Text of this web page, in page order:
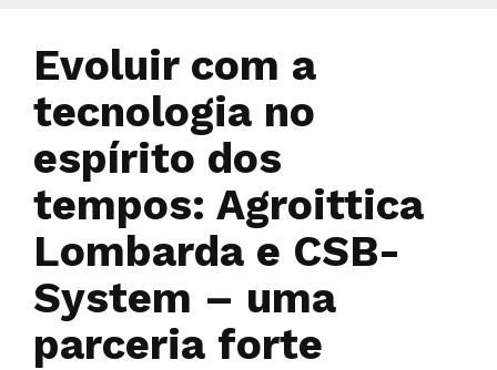
Evoluir com a
tecnologia no
espírito dos
tempos: Agroittica
Lombarda e CSB-
System – uma
parceria forte